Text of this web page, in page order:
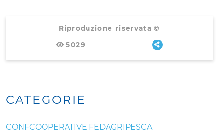
Riproduzione riservata ©
5029
CATEGORIE
CONFCOOPERATIVE FEDAGRIPESCA